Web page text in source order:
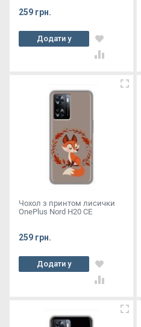
259 грн.
Додати у
кошик
Чохол з принтом лисички
OnePlus Nord Н20 СЕ
259 грн.
Додати у
кошик